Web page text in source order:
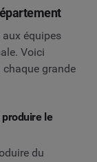
aux équipes
Voici
grande
le
du